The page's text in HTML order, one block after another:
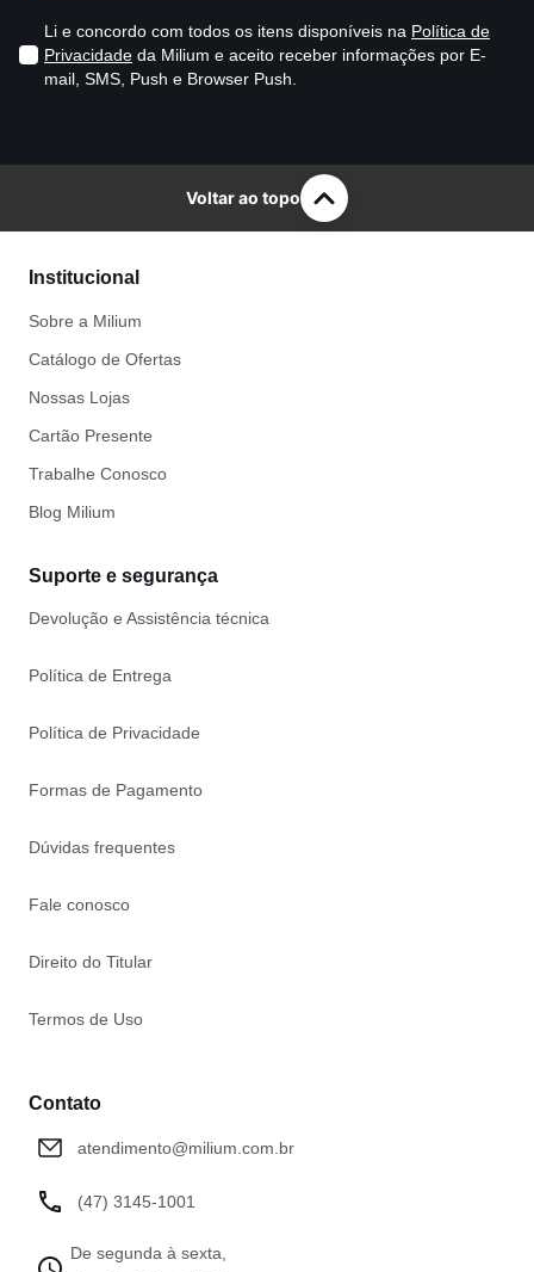
Li e concordo com todos os itens disponíveis na Política de
Privacidade da Milium e aceito receber informações por E-
mail, SMS, Push e Browser Push.
Voltar ao topo
Institucional
Sobre a Milium
Catálogo de Ofertas
Nossas Lojas
Cartão Presente
Trabalhe Conosco
Blog Milium
Suporte e segurança
Devolução e Assistência técnica
Política de Entrega
Política de Privacidade
Formas de Pagamento
Dúvidas frequentes
Fale conosco
Direito do Titular
Termos de Uso
Contato
atendimento@milium.com.br
(47) 3145-1001
De segunda à sexta,